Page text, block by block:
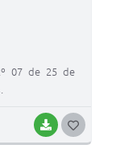
BAIXAR
07 de 25 de